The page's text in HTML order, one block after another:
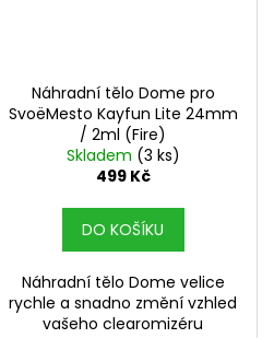
Náhradní tělo Dome pro
SvoëMesto Kayfun Lite 24mm
/ 2ml (Fire)
Skladem (3 ks)
499 Kč
DO KOŠÍKU
Náhradní tělo Dome velice
rychle a snadno změní vzhled
vašeho clearomizéru